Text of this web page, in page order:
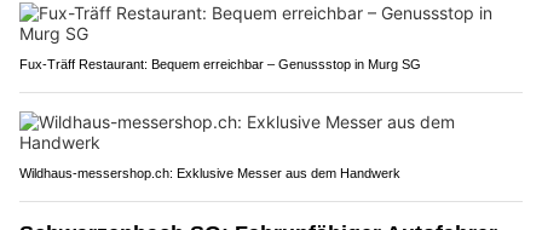
Fux-Träff Restaurant: Bequem erreichbar – Genussstop in Murg SG
Wildhaus-messershop.ch: Exklusive Messer aus dem Handwerk